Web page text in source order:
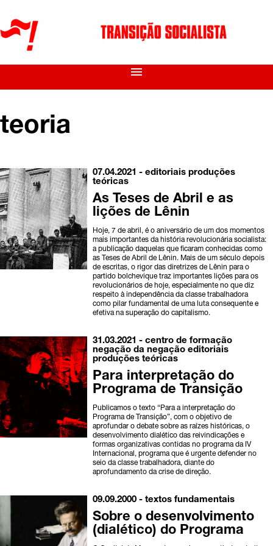
menu
teoria
07.04.2021 -editoriais produções
teóricas
As Teses de Abril e as
lições de Lênin
Hoje, 7 de abril, é o aniversário de um dos momentos
mais importantes da história revolucionária socialista:
a publicação daquelas que ficaram conhecidas como
as Teses de Abril de Lênin. Mais de um século depois
de escritas, o rigor das diretrizes de Lênin para o
partido bolchevique traz importantes lições para os
revolucionários de hoje, especialmente no que diz
respeito à independência da classe trabalhadora
como pilar fundamental de uma luta consequente e
efetiva na superação do capitalismo.
31.03.2021 -centro de formação
negação da negação editoriais
produções teóricas
Para interpretação do
Programa de Transição
Publicamos o texto “Para a interpretação do
Programa de Transição”, com o objetivo de
aprofundar o debate sobre as raízes históricas, o
desenvolvimento dialético das reivindicações e
formas organizativas contidas no programa da IV
Internacional, programa que é urgente defender no
seio da classe trabalhadora, diante do
aprofundamento da crise de direção.
09.09.2000 -textos fundamentais
Sobre o desenvolvimento
(dialético) do Programa